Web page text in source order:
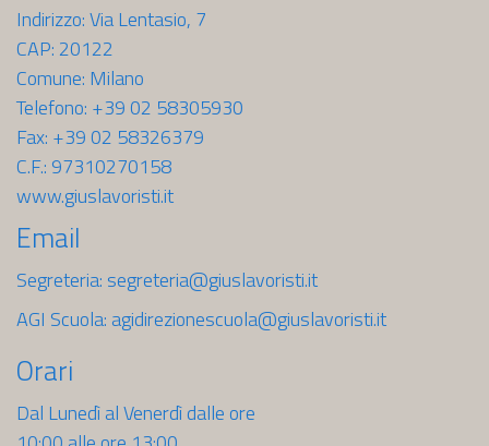
Indirizzo: Via Lentasio, 7
CAP: 20122
Comune: Milano
Telefono: +39 02 58305930
Fax: +39 02 58326379
C.F.: 97310270158
www.giuslavoristi.it
Email
Segreteria: segreteria@giuslavoristi.it
AGI Scuola: agidirezionescuola@giuslavoristi.it
Orari
Dal Lunedì al Venerdì dalle ore